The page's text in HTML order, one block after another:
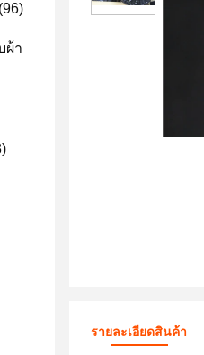
(96)
ผ้า
รายละเอียดสินค้า